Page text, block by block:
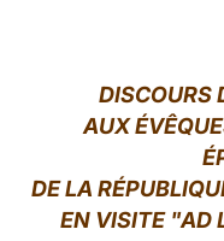
DISCOURS
AUX
DE LA
EN VISITE "AD